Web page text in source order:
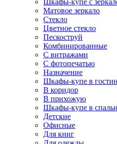
Шкафы-купе с
Матовое зеркало
Стекло
Цветное стекло
Пескоструй
Комбинированные
С витражами
С фотопечатью
Назначение
Шкафы-купе в
В коридор
В прихожую
Шкафы-купе в
Детские
Офисные
Для книг